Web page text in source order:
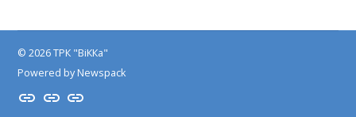
© 2026 ТРК "ВіККа"
Powered by Newspack
Insta
YouTube
FB